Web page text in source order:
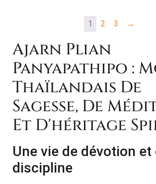
1 2 3 →
Ajarn Plian
Panyapathipo :
Thaïlandais De
Sagesse, De
Et D'héritage
Une vie de dévotion et
discipline